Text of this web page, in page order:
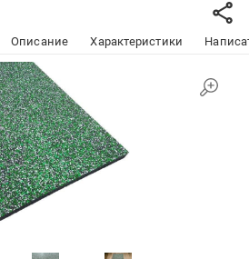
Описание Характеристики